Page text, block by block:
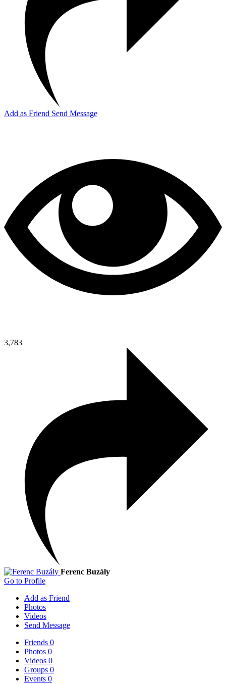
Add as Friend Send Message
3,783
Ferenc Buzály
Go to Profile
Add as Friend
Photos
Videos
Send Message
Friends 0
Photos 0
Videos 0
Groups 0
Events 0